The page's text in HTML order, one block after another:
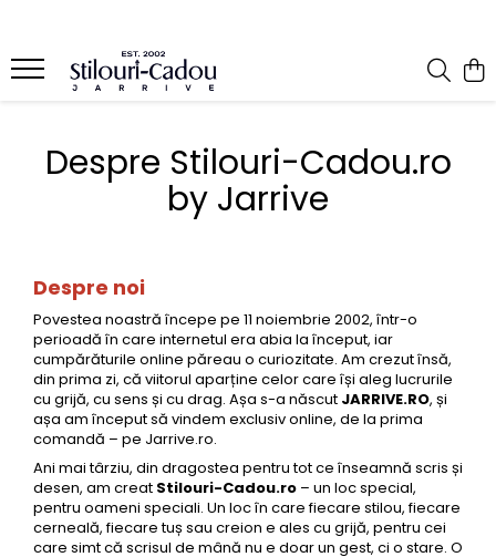
Brand
Brause
Caran d'Ache
Diplomat
Cobra
Faber-Castell
Diamine
Graf Von Faber-Castell
Kaweco
Jacques Herbin
Lamy
Instrumente de scris
Stilouri de lux
Stilouri clasice
Creioane Mecanice
Editii limitate
Digital Pen
Finelinere
Touch Pens
Multipen
Creioane Grafit
Seturi instrumente de scris
Seturi Parker
Seturi Parker IM Royal
Seturi Parker Urban Royal
Seturi Parker Jotter Royal
Seturi Parker Vector XL
Seturi Parker Aster
Seturi Parker Frontier
Seturi Parker Vector
Seturi Faber-Castell
Seturi Ambition
Seturi E-motion
Seturi Neo Slim
Seturi Hexo
Arta si Grafica
Seturi Creioane in Cutii de Lemn
Creioane Colorate Aquarela
Carbune
Markere permanente
Creioane Grafit Desen
Markere Pensula
La Bucata
Pitt
Creioane Ulei
Pensule
Consumabile
Cartuse Cerneala
Cerneala-stilou
Cerneală standard-washable
Cerneala document-arhivare
Convertoare
Mine Pix
Mine Roller
Mine Creion Mecanic
Mine Multipen
Mine Fineliner
Mecanism Creion Mecanic
Desen Tehnic
Creioane Mecanice Desen
Stilouri Desen Tehnic
Instrumente Geometrie
Sabloane
Accesorii Desen Tehnic
Tusuri si fluide curatare
Accesorii Birou
Portcarduri
Organizatoare si Agende
Agende datate
Organizatoare
Accesorii si rezerve agende
Hartie caligrafie
Despre Stilouri-Cadou.ro
by Jarrive
Despre noi
Povestea noastră începe pe 11 noiembrie 2002, într-o
perioadă în care internetul era abia la început, iar
cumpărăturile online păreau o curiozitate. Am crezut însă,
din prima zi, că viitorul aparține celor care își aleg lucrurile
cu grijă, cu sens și cu drag. Așa s-a născut JARRIVE.RO, și
așa am început să vindem exclusiv online, de la prima
comandă – pe Jarrive.ro.
Ani mai târziu, din dragostea pentru tot ce înseamnă scris și
desen, am creat Stilouri-Cadou.ro – un loc special,
pentru oameni speciali. Un loc în care fiecare stilou, fiecare
cerneală, fiecare tuș sau creion e ales cu grijă, pentru cei
care simt că scrisul de mână nu e doar un gest, ci o stare. O